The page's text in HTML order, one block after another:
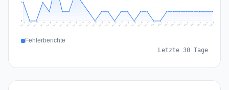
1
2
Jul 12 Jul 13 Jul 14 Jul 15 Jul 16 Jul 17 Jul 18 Jul 19 Jul 20 Jul 21 Jul 22 Jul 23 Jul 24 Jul 25 Jul 26 Jul 27 Jul 28 Jul 29 Jul 30 Jul 31 Aug 1 Aug 2 Aug 3 Aug 4 Aug 5 Aug 6 Aug 7 Aug 8 Aug 9 Aug 10
Fehlerberichte
Letzte 30 Tage